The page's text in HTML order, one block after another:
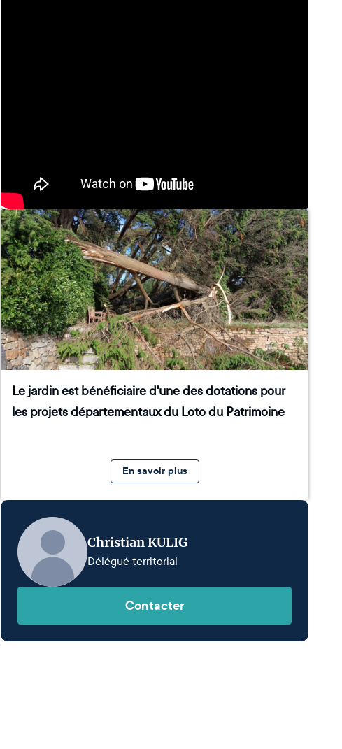
Le jardin est bénéficiaire d'une des dotations pour
les projets départementaux du Loto du Patrimoine
En savoir plus
Christian KULIG
Délégué territorial
Contacter